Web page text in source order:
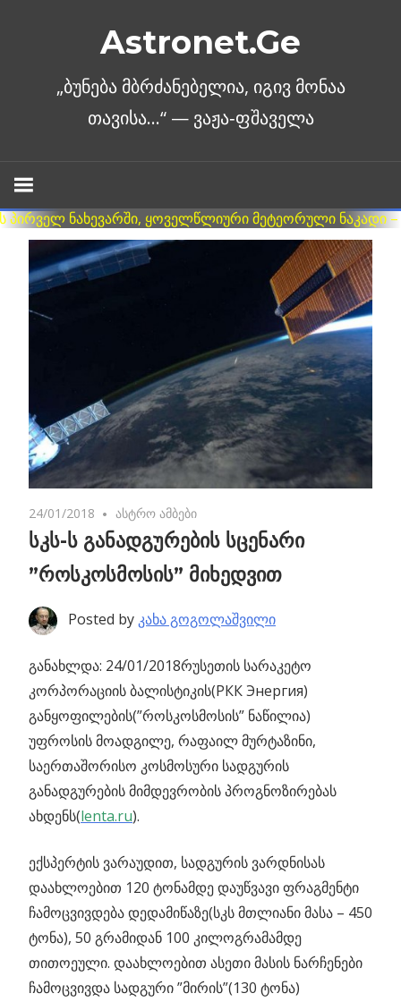
Astronet.Ge
24/01/2018 No comments
ასტრო ამბები
სკს-ს განადგურების სცენარი
”როსკოსმოსის” მიხედვით
Posted by კახა გოგოლაშვილი
განახლდა: 24/01/2018რუსეთის სარაკეტო
კორპორაციის ბალისტიკის(РКК Энергия)
განყოფილების(”როსკოსმოსის” ნაწილია)
უფროსის მოადგილე, რაფაილ მურტაზინი,
საერთაშორისო კოსმოსური სადგურის
განადგურების მიმდევრობის პროგნოზირებას
ახდენს(lenta.ru).
ექსპერტის ვარაუდით, სადგურის ვარდნისას
დაახლოებით 120 ტონამდე დაუწვავი ფრაგმენტი
ჩამოცვივდება დედამიწაზე(სკს მთლიანი მასა – 450
ტონა), 50 გრამიდან 100 კილოგრამამდე
თითოეული. დაახლოებით ასეთი მასის ნარჩენები
ჩამოცვივდა სადგური ”მირის”(130 ტონა)